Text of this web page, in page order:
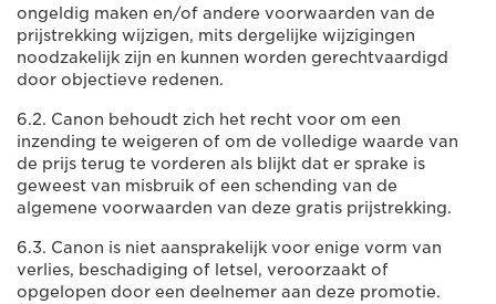
ongeldig maken en/of andere voorwaarden van de
prijstrekking wijzigen, mits dergelijke wijzigingen
noodzakelijk zijn en kunnen worden gerechtvaardigd
door objectieve redenen.
6.2. Canon behoudt zich het recht voor om een
inzending te weigeren of om de volledige waarde van
de prijs terug te vorderen als blijkt dat er sprake is
geweest van misbruik of een schending van de
algemene voorwaarden van deze gratis prijstrekking.
6.3. Canon is niet aansprakelijk voor enige vorm van
verlies, beschadiging of letsel, veroorzaakt of
opgelopen door een deelnemer aan deze promotie.